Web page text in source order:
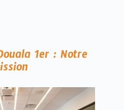
1er : Notre